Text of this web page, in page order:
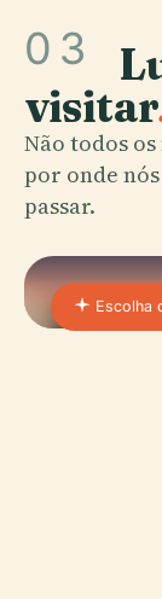
03
visitar
Não todos
por onde
passar.
Escolha